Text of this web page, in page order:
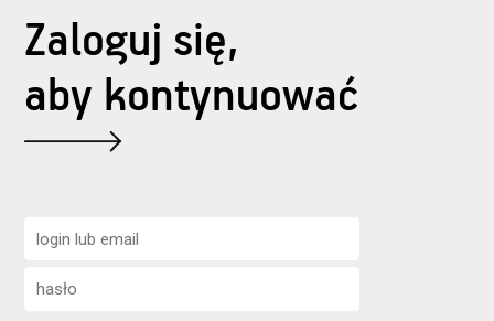
Zaloguj się,
aby kontynuować